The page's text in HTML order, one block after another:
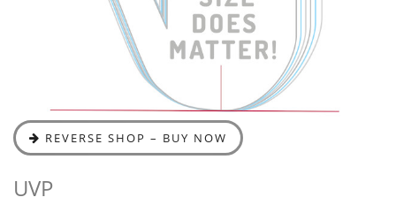
REVERSE SHOP – BUY NOW
UVP